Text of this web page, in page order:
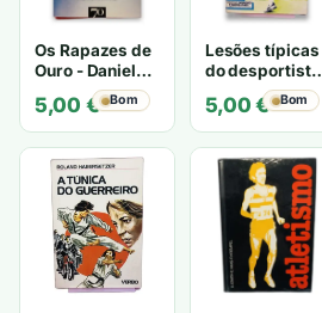
Os Rapazes de
Ouro - Daniel
James Brown
5,00 € Bom
Lesões típicas
do desportista
- Leandro
Massada
5,00€ Bom